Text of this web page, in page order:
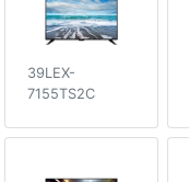
39LEX-
7155TS2C